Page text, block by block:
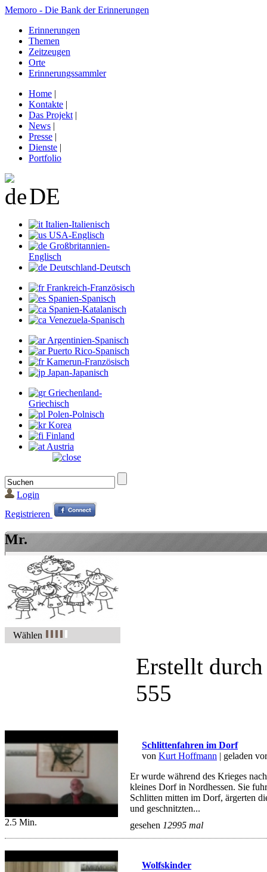
Memoro - Die Bank der Erinnerungen
Erinnerungen
Themen
Zeitzeugen
Orte
Erinnerungssammler
Home |
Kontakte |
Das Projekt |
News |
Presse |
Dienste |
Portfolio
DE
Italien-Italienisch
USA-Englisch
Großbritannien-
Englisch
Deutschland-Deutsch
Frankreich-Französisch
Spanien-Spanisch
Spanien-Katalanisch
Venezuela-Spanisch
Argentinien-Spanisch
Puerto Rico-Spanisch
Kamerun-Französisch
Japan-Japanisch
Griechenland-
Griechisch
Polen-Polnisch
Korea
Finland
Austria
Login
Registrieren
Mr.
Wählen
Erstellt
555
2.5 Min.
Schlittenfahren im Dorf
von Kurt Hoffmann | geladen
Er wurde während des Krieges
kleines Dorf in Nordhessen. Sie
Schlitten mitten im Dorf, ärgerten
und geschnitzten...
gesehen 12995 mal
Wolfskinder